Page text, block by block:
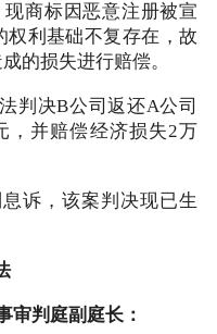
商标因恶意注册被宣
权利基础不复存在，故
的损失进行赔偿。
决B公司返还A公司
，并赔偿经济损失2万
诉，该案判决现已生
判庭副庭长：